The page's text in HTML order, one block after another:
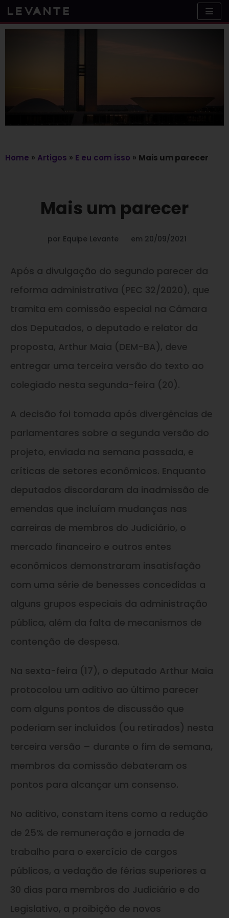
Skip
to
Home » Artigos » E eu com isso » Mais um parecer
Mais um parecer
por Equipe Levante em 20/09/2021
Após a divulgação do segundo parecer da
reforma administrativa (PEC 32/2020), que
tramita em comissão especial na Câmara
dos Deputados, o deputado e relator da
proposta, Arthur Maia (DEM-BA), deve
entregar uma terceira versão do texto ao
colegiado nesta segunda-feira (20).
A decisão foi tomada após divergências de
parlamentares sobre a segunda versão do
projeto, enviada na semana passada, e
críticas de setores econômicos. Enquanto
deputados discordaram da inadmissão de
emendas que incluíam mudanças nas
carreiras de membros do Judiciário, o
mercado financeiro e outros entes
econômicos demonstraram insatisfação
com uma série de benesses concedidas a
alguns grupos especiais da administração
pública, além da falta de mecanismos de
contenção de despesa.
Na sexta-feira (17), o deputado Arthur Maia
protocolou um aditivo ao último parecer
com alguns pontos de discussão que
poderiam ser incluídos (ou retirados) nesta
terceira versão – durante o fim de semana,
membros da comissão debateram os
pontos para alcançar um consenso.
No aditivo, constam itens como a redução
de 25% de remuneração e jornada de
trabalho para o exercício de cargos
públicos, a vedação de férias superiores a
30 dias para membros do Judiciário e do
Legislativo, a proibição de novos